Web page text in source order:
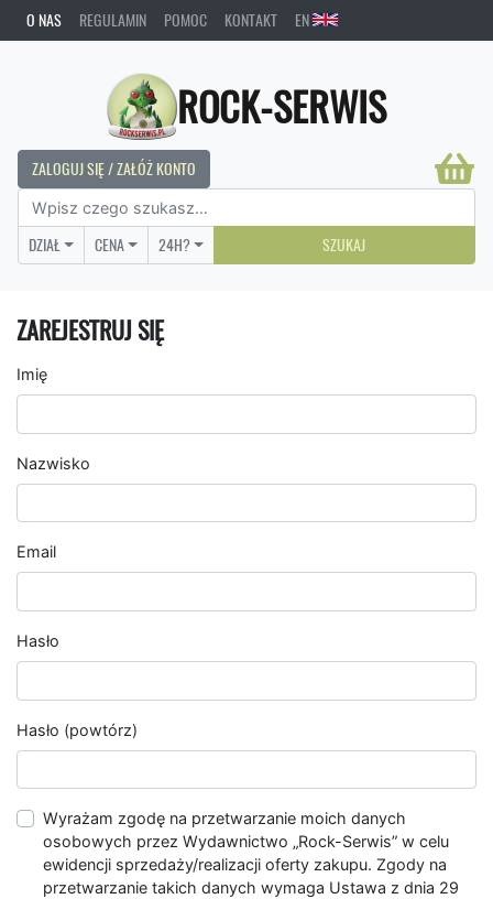
O NAS REGULAMIN POMOC KONTAKT EN
ROCK-SERWIS
ZALOGUJ SIĘ / ZAŁÓŻ KONTO
DZIAŁ CENA 24H? SZUKAJ
ZAREJESTRUJ SIĘ
Imię
Nazwisko
Email
Hasło
Hasło (powtórz)
Wyrażam zgodę na przetwarzanie moich danych
osobowych przez Wydawnictwo „Rock-Serwis” w celu
ewidencji sprzedaży/realizacji oferty zakupu. Zgody na
przetwarzanie takich danych wymaga Ustawa z dnia 29